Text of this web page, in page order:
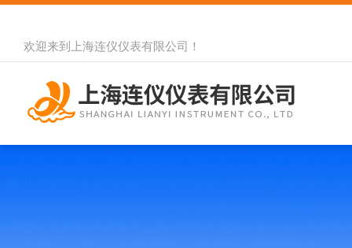
欢迎来到 上海连仪仪表有限公司 ！